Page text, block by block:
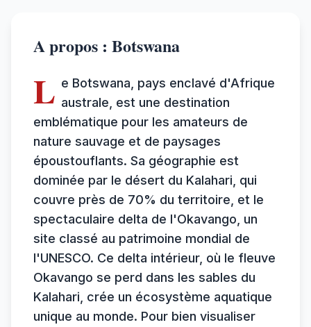
A propos : Botswana
L e Botswana, pays enclavé d'Afrique
australe, est une destination
emblématique pour les amateurs de
nature sauvage et de paysages
époustouflants. Sa géographie est
dominée par le désert du Kalahari, qui
couvre près de 70% du territoire, et le
spectaculaire delta de l'Okavango, un
site classé au patrimoine mondial de
l'UNESCO. Ce delta intérieur, où le fleuve
Okavango se perd dans les sables du
Kalahari, crée un écosystème aquatique
unique au monde. Pour bien visualiser